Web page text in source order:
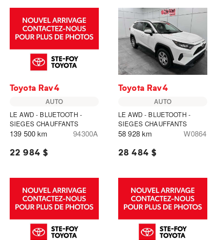
Toyota Rav4
AUTO
LE AWD - BLUETOOTH -
SIEGES CHAUFFANTS
139 500 km 94300A
22 984 $
Toyota Rav4
AUTO
LE AWD - BLUETOOTH -
SIEGES CHAUFFANTS
58 928 km W0864
28 484 $